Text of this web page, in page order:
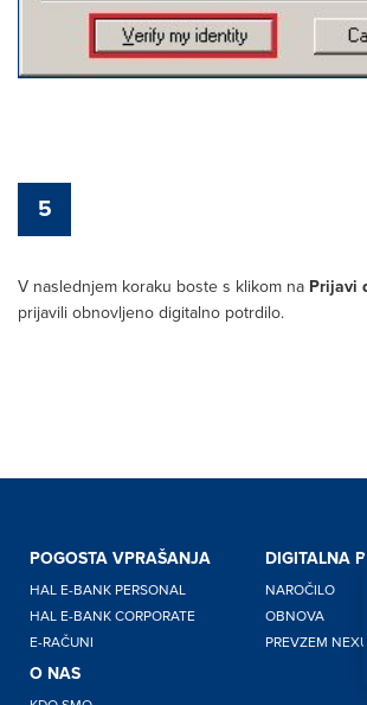
5
V naslednjem koraku boste s klikom na Prijavi
prijavili obnovljeno digitalno potrdilo.
POGOSTA VPRAŠANJA
HAL E-BANK PERSONAL
HAL E-BANK CORPORATE
E-RAČUNI
DIGITALNA
NAROČILO
OBNOVA
PREVZEM
O NAS